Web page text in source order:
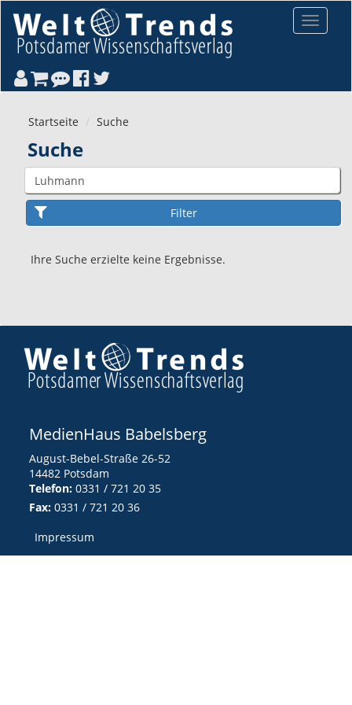
Toggle
Startseite Suche
Suche
Ihre Suche erzielte keine Ergebnisse.
MedienHaus Babelsberg
August-Bebel-Straße 26-52
14482 Potsdam
Telefon: 0331 / 721 20 35
Fax: 0331 / 721 20 36
Impressum